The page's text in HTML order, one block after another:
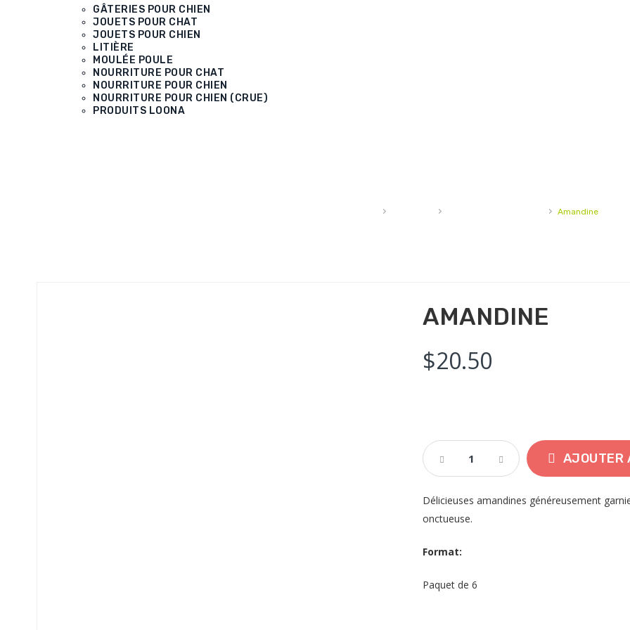
GÂTERIES POUR CHIEN
JOUETS POUR CHAT
JOUETS POUR CHIEN
LITIÈRE
MOULÉE POULE
NOURRITURE POUR CHAT
NOURRITURE POUR CHIEN
NOURRITURE POUR CHIEN (CRUE)
PRODUITS LOONA
› › › Amandine
AMANDINE
$20.50
Amandine
Quantity
AJOUTER
Délicieuses amandines généreusement
onctueuse.
Format:
Paquet de 6